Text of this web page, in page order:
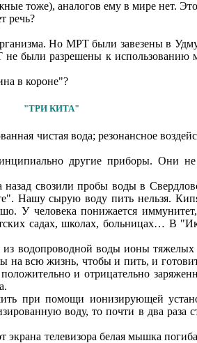
тоже), аналогов ему в мире нет.
речь?
Но МРТ были завезены в
были разрешены к использованию
в короне"?
"ТРИ КИТА"
чистая вода; резонансное
другие приборы. Они не
свозили пробы воды в
Нашу сырую воду пить нельзя.
У человека понижается
садах, школах, больницах… В
водопроводной воды ионы
всю жизнь, чтобы и пить, и
и отрицательно
при помощи ионизирующей
воду, то почти в два раза
телевизора белая мышка